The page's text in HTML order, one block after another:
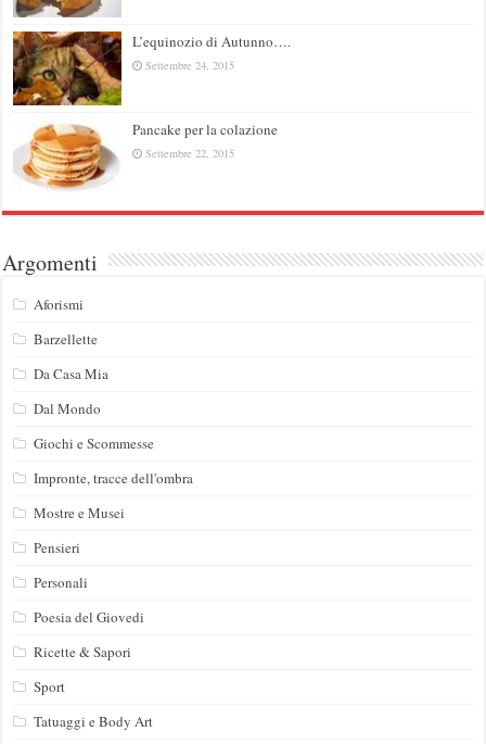
L’equinozio di Autunno….
Settembre 24, 2015
Pancake per la colazione
Settembre 22, 2015
Argomenti
Aforismi
Barzellette
Da Casa Mia
Dal Mondo
Giochi e Scommesse
Impronte, tracce dell'ombra
Mostre e Musei
Pensieri
Personali
Poesia del Giovedi
Ricette & Sapori
Sport
Tatuaggi e Body Art